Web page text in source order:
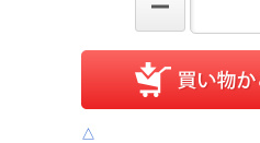
△